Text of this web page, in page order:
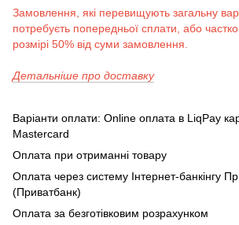
Замовлення, які перевищують загальну
потребуєть попередньої сплати, або
розмірі 50% від суми замовлення.
Детальніше про доставку
Варіанти оплати: Online оплата в LiqPay
Mastercard
Оплата при отриманні товару
Оплата через систему Інтернет-банкінгу
(Приватбанк)
Оплата за безготівковим розрахунком